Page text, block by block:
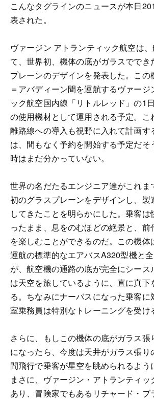
こんなタグラインのニュースが本日
表された。
ヴァージン アトランティック航空は
て、世界初、機体の底がガラスででき
プレーンのデザインを発表した。この
＝アバディーン間を運航するヴァージ
ック航空国内線「リトルレッド」の1
の使用機材として運用される予定。こ
離路線への導入も視野に入れて計画す
は、間もなく予約を開始する予定だそ
時はまだ分かっていない。
世界の名だたるエンジニア達がこれま
初のグラスプレーンをデザインし、製
してきたことを明らかにした。乗客は
ったまま、息をのむほどの絶景と、前
を楽しむことができるのだ。この機体
運航の標準的なエアバスA320型機と
が、航空機の通路の底が完全にシース
は天空を旅しているように、直に真下
る。ちなみにナーバスになった乗客に
室乗務員は特別なトレーニングを受け
さらに、もしこの機体の底がガラス
になったら、今度は天井がガラス張り
間飛行で乗客が星空を眺められるよう
まさに、ヴァージン・アトランティ
あり、冒険家でもあるリチャード・ブ